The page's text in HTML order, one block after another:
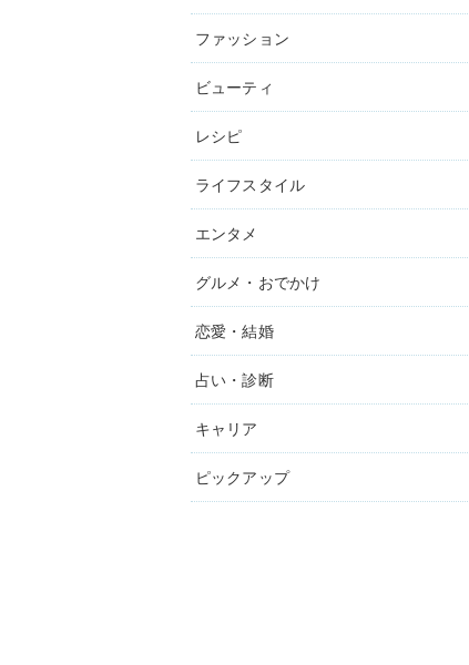
ファッション
ビューティ
レシピ
ライフスタイル
エンタメ
グルメ・おでかけ
恋愛・結婚
占い・診断
キャリア
ピックアップ